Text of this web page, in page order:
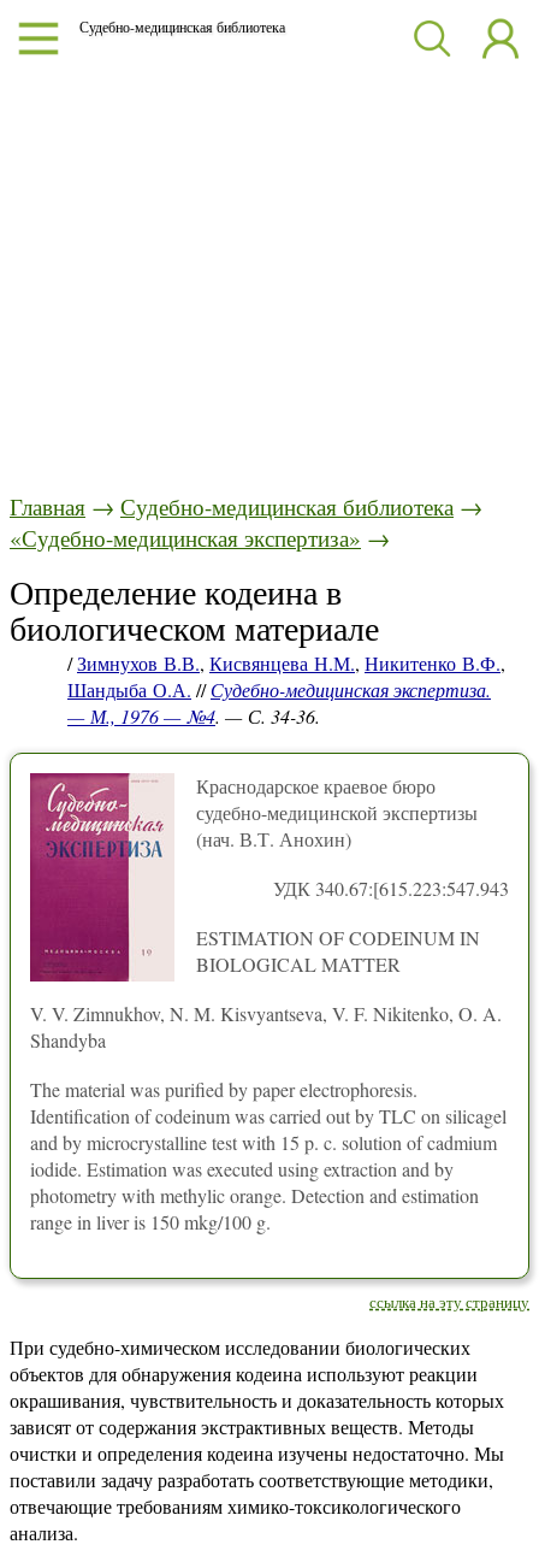
Судебно-медицинская библиотека
Главная → Судебно-медицинская библиотека →
«Судебно-медицинская экспертиза» →
Определение кодеина в
биологическом материале
/Зимнухов В.В., Кисвянцева Н.М., Никитенко В.Ф.,
Шандыба О.А. //Судебно-медицинская экспертиза.
— М., 1976 — №4. — С. 34-36.
Краснодарское краевое бюро
судебно-медицинской экспертизы
(нач. В.Т. Анохин)
УДК 340.67:[615.223:547.943
ESTIMATION OF CODEINUM IN
BIOLOGICAL MATTER
V. V. Zimnukhov, N. M. Kisvyantseva, V. F. Nikitenko, O. A.
Shandyba
The material was purified by paper electrophoresis.
Identification of codeinum was carried out by TLC on silicagel
and by microcrystalline test with 15 p. c. solution of cadmium
iodide. Estimation was executed using extraction and by
photometry with methylic orange. Detection and estimation
range in liver is 150 mkg/100 g.
ссылка на эту страницу
При судебно-химическом исследовании биологических
объектов для обнаружения кодеина используют реакции
окрашивания, чувствительность и доказательность которых
зависят от содержания экстрактивных веществ. Методы
очистки и определения кодеина изучены недостаточно. Мы
поставили задачу разработать соответствующие методики,
отвечающие требованиям химико-токсикологического
анализа.